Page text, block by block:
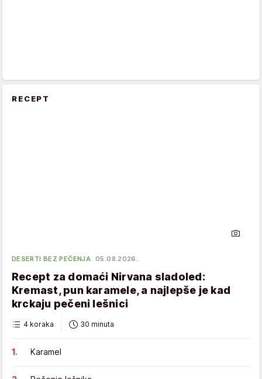
RECEPT
DESERTI BEZ PEČENJA 05.08.2026.
Recept za domaći Nirvana sladoled:
Kremast, pun karamele, a najlepše je kad
krckaju pečeni lešnici
4 koraka 30 minuta
Karamel